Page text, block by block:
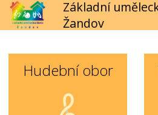
Základní
Žandov
Hudební obor